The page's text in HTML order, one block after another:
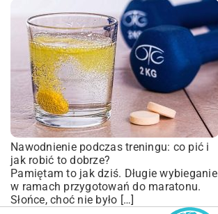
Nawodnienie podczas treningu: co pić i
jak robić to dobrze?
Pamiętam to jak dziś. Długie wybieganie
w ramach przygotowań do maratonu.
Słońce, choć nie było […]